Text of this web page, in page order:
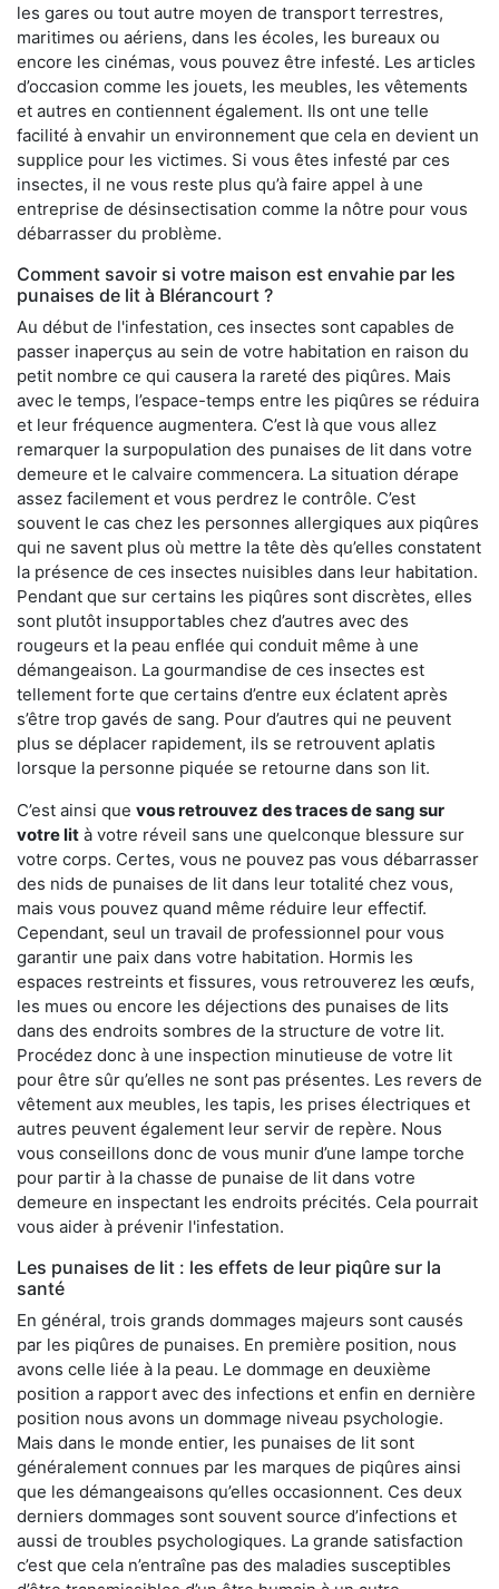
les gares ou tout autre moyen de transport terrestres,
maritimes ou aériens, dans les écoles, les bureaux ou
encore les cinémas, vous pouvez être infesté. Les articles
d’occasion comme les jouets, les meubles, les vêtements
et autres en contiennent également. Ils ont une telle
facilité à envahir un environnement que cela en devient un
supplice pour les victimes. Si vous êtes infesté par ces
insectes, il ne vous reste plus qu’à faire appel à une
entreprise de désinsectisation comme la nôtre pour vous
débarrasser du problème.
Comment savoir si votre maison est envahie par les
punaises de lit à Blérancourt ?
Au début de l'infestation, ces insectes sont capables de
passer inaperçus au sein de votre habitation en raison du
petit nombre ce qui causera la rareté des piqûres. Mais
avec le temps, l’espace-temps entre les piqûres se réduira
et leur fréquence augmentera. C’est là que vous allez
remarquer la surpopulation des punaises de lit dans votre
demeure et le calvaire commencera. La situation dérape
assez facilement et vous perdrez le contrôle. C’est
souvent le cas chez les personnes allergiques aux piqûres
qui ne savent plus où mettre la tête dès qu’elles constatent
la présence de ces insectes nuisibles dans leur habitation.
Pendant que sur certains les piqûres sont discrètes, elles
sont plutôt insupportables chez d’autres avec des
rougeurs et la peau enflée qui conduit même à une
démangeaison. La gourmandise de ces insectes est
tellement forte que certains d’entre eux éclatent après
s’être trop gavés de sang. Pour d’autres qui ne peuvent
plus se déplacer rapidement, ils se retrouvent aplatis
lorsque la personne piquée se retourne dans son lit.
C’est ainsi que vous retrouvez des traces de sang sur
votre lit à votre réveil sans une quelconque blessure sur
votre corps. Certes, vous ne pouvez pas vous débarrasser
des nids de punaises de lit dans leur totalité chez vous,
mais vous pouvez quand même réduire leur effectif.
Cependant, seul un travail de professionnel pour vous
garantir une paix dans votre habitation. Hormis les
espaces restreints et fissures, vous retrouverez les œufs,
les mues ou encore les déjections des punaises de lits
dans des endroits sombres de la structure de votre lit.
Procédez donc à une inspection minutieuse de votre lit
pour être sûr qu’elles ne sont pas présentes. Les revers de
vêtement aux meubles, les tapis, les prises électriques et
autres peuvent également leur servir de repère. Nous
vous conseillons donc de vous munir d’une lampe torche
pour partir à la chasse de punaise de lit dans votre
demeure en inspectant les endroits précités. Cela pourrait
vous aider à prévenir l'infestation.
Les punaises de lit : les effets de leur piqûre sur la
santé
En général, trois grands dommages majeurs sont causés
par les piqûres de punaises. En première position, nous
avons celle liée à la peau. Le dommage en deuxième
position a rapport avec des infections et enfin en dernière
position nous avons un dommage niveau psychologie.
Mais dans le monde entier, les punaises de lit sont
généralement connues par les marques de piqûres ainsi
que les démangeaisons qu’elles occasionnent. Ces deux
derniers dommages sont souvent source d’infections et
aussi de troubles psychologiques. La grande satisfaction
c’est que cela n’entraîne pas des maladies susceptibles